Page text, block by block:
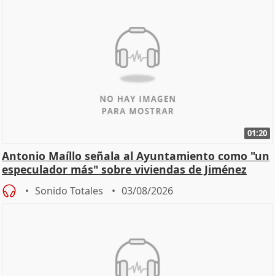
01:20
Antonio Maíllo señala al Ayuntamiento como "un
especulador más" sobre viviendas de Jiménez
Becerril
Sonido Totales 03/08/2026